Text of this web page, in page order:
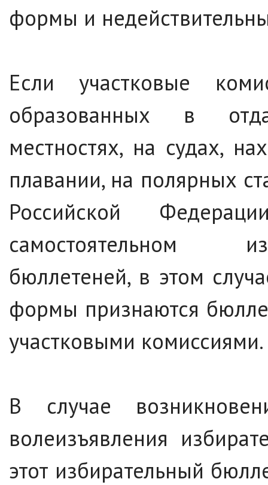
формы и
Если участковые
образованных в
местностях, на судах,
плавании, на полярных
Российской
самостоятельном
бюллетеней, в этом
формы признаются
участковыми комиссиями.
В случае
волеизъявления
этот избирательный